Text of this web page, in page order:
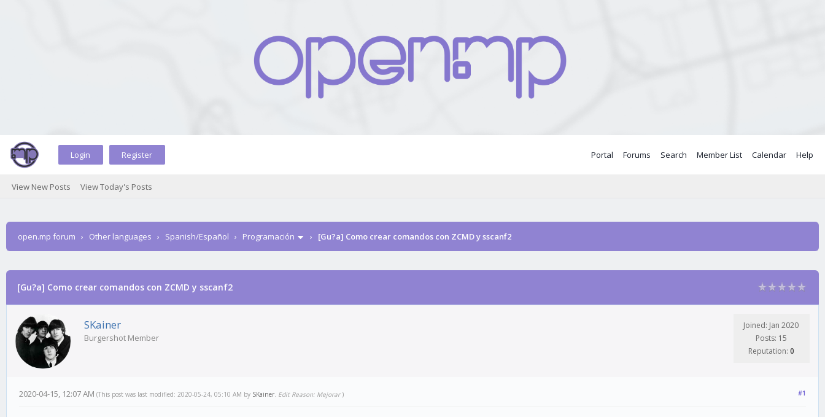
Login Register Portal Forums Search Member List Calendar Help
View New Posts View Today's Posts
open.mp forum › Other languages › Spanish/Español › Programación › [Gu?a] Como crear comandos con ZCMD y sscanf2
0 Vote(s) - 0 Average
1
2
3
4
5
[Gu?a] Como crear comandos con ZCMD y sscanf2
SKainer
Burgershot Member
Joined: Jan 2020
Posts: 15
Reputation: 0
#1
2020-04-15, 12:07 AM (This post was last modified: 2020-05-24, 05:10 AM by SKainer. Edit Reason: Mejorar )